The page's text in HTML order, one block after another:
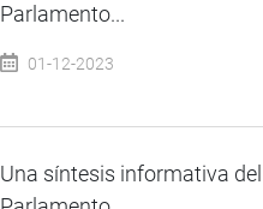
Parlamento...
01-12-2023
Una síntesis informativa